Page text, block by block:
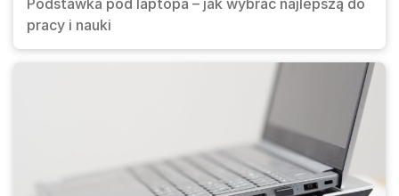
pracy i nauki